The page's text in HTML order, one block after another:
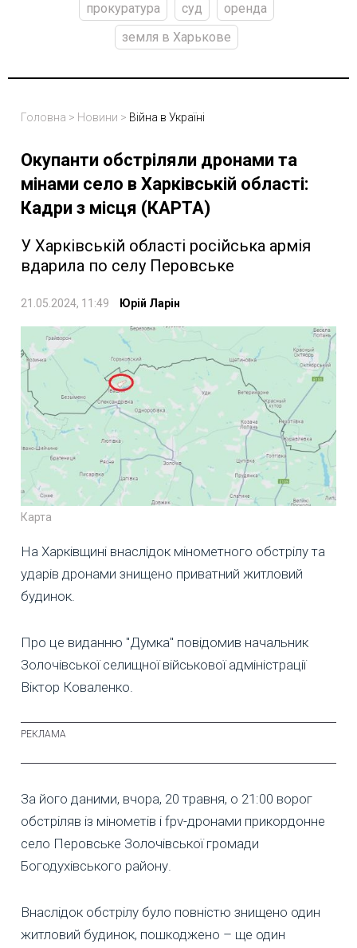
прокуратура
суд
оренда
земля в Харькове
Головна > Новини > Війна в Україні
Окупанти обстріляли дронами та
мінами село в Харківській області:
Кадри з місця (КАРТА)
У Харківській області російська армія
вдарила по селу Перовське
21.05.2024, 11:49 Юрій Ларін
Карта
На Харківщині внаслідок мінометного обстрілу та
ударів дронами знищено приватний житловий
будинок.
Про це виданню "Думка" повідомив начальник
Золочівської селищної військової адміністрації
Віктор Коваленко.
За його даними, вчора, 20 травня, о 21:00 ворог
обстріляв із мінометів і fpv-дронами прикордонне
село Перовське Золочівської громади
Богодухівського району.
Внаслідок обстрілу було повністю знищено один
житловий будинок, пошкоджено – ще один